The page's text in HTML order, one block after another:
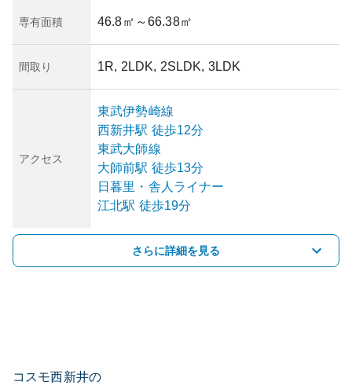
専有面積 46.8㎡ ～66.38㎡
間取り 1R, 2LDK, 2SLDK, 3LDK
アクセス
東武伊勢崎線
西新井駅 徒歩12分
東武大師線
大師前駅 徒歩13分
日暮里・舎人ライナー
江北駅 徒歩19分
さらに詳細を見る
コスモ西新井の